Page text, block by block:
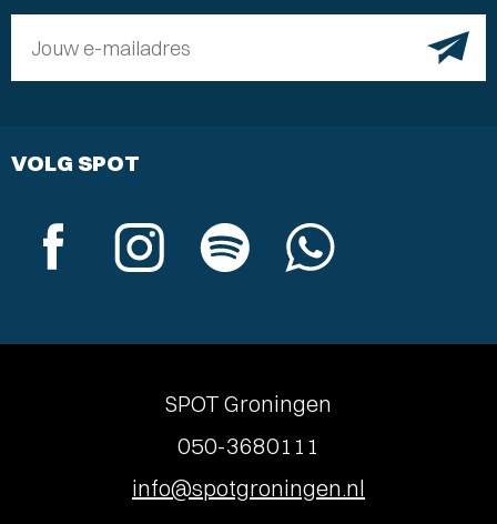
Jouw e-mailadres
VOLG SPOT
SPOT Groningen
050-3680111
info@spotgroningen.nl